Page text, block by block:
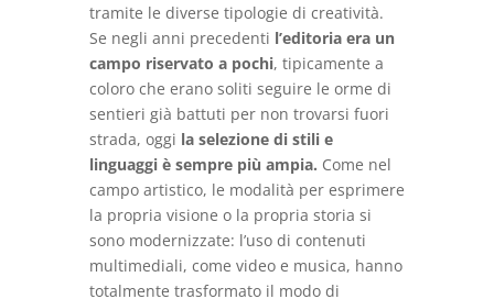
tramite le diverse tipologie di creatività.
Se negli anni precedenti l’editoria era un
campo riservato a pochi, tipicamente a
coloro che erano soliti seguire le orme di
sentieri già battuti per non trovarsi fuori
strada, oggi la selezione di stili e
linguaggi è sempre più ampia. Come nel
campo artistico, le modalità per esprimere
la propria visione o la propria storia si
sono modernizzate: l’uso di contenuti
multimediali, come video e musica, hanno
totalmente trasformato il modo di